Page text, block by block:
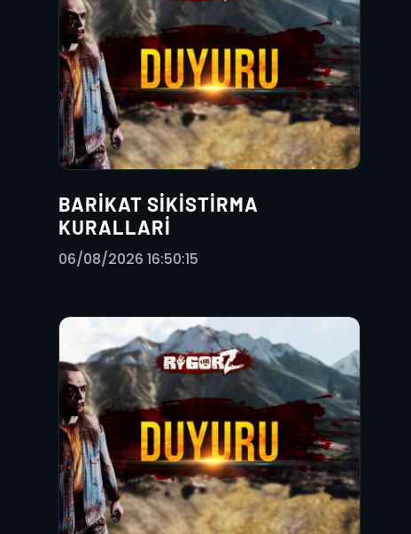
BARIKAT SIKISTIRMA
KURALLARI
06/08/2026 16:50:15